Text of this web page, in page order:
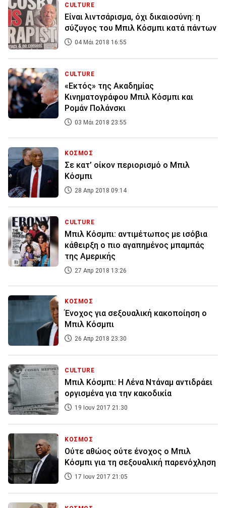
CULTURE
Είναι λιντσάρισμα, όχι δικαιοσύνη: η
σύζυγος του Μπιλ Κόσμπι κατά πάντων
04 Μάι 2018 16:55
CULTURE
«Εκτός» της Ακαδημίας
Κινηματογράφου Μπιλ Κόσμπι και
Ρομάν Πολάνσκι
03 Μάι 2018 23:55
ΚΟΣΜΟΣ
Σε κατ’ οίκον περιορισμό ο Μπιλ
Κόσμπι
28 Απρ 2018 09:14
CULTURE
Mπιλ Κόσμπι: αντιμέτωπος με ισόβια
κάθειρξη ο πιο αγαπημένος μπαμπάς
της Αμερικής
27 Απρ 2018 13:26
ΚΟΣΜΟΣ
Ένοχος για σεξουαλική κακοποίηση ο
Μπιλ Κόσμπι
26 Απρ 2018 23:30
CULTURE
Mπιλ Κόσμπι: Η Λένα Ντάναμ αντιδράει
οργισμένα για την κακοδικία
19 Ιουν 2017 21:30
ΚΟΣΜΟΣ
Ούτε αθώος ούτε ένοχος ο Μπιλ
Κόσμπι για τη σεξουαλική παρενόχληση
17 Ιουν 2017 21:05